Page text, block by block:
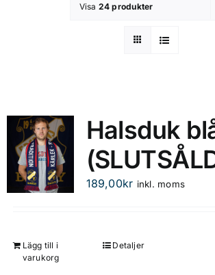
Visa 24 produkter
Halsduk
189,00kr inkl. moms
Lägg till i
varukorg
Detaljer